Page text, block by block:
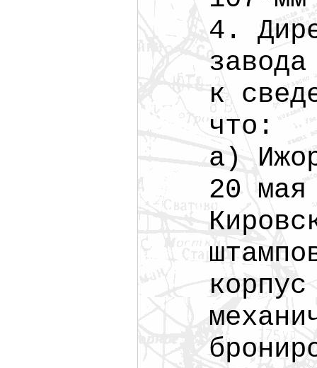
4.
к
что:
а)
20 мая